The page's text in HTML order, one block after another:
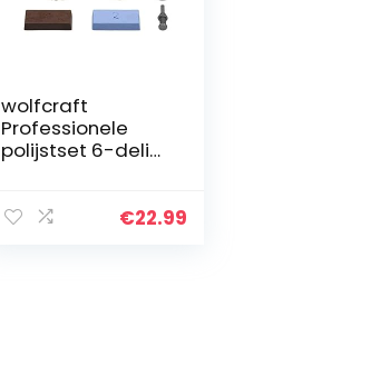
wolfcraft
Professionele
polijstset 6-delig
€22.99